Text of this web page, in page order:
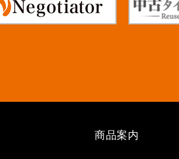
商品案内